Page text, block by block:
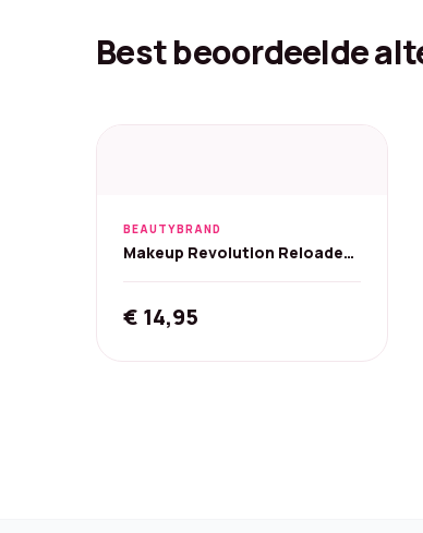
Best beoordeelde
BEAUTYBRAND
Makeup Revolution Reloaded
€ 14,95